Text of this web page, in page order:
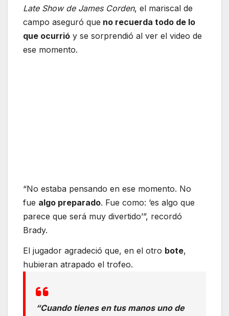
Late Show de James Corden, el mariscal de
campo aseguró que no recuerda todo de lo
que ocurrió y se sorprendió al ver el video de
ese momento.
“No estaba pensando en ese momento. No
fue algo preparado. Fue como: ‘es algo que
parece que será muy divertido’”, recordó
Brady.
El jugador agradeció que, en el otro bote,
hubieran atrapado el trofeo.
“Cuando tienes en tus manos uno de